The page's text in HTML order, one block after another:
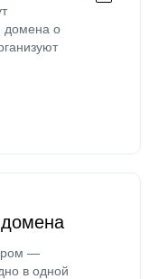
домена о
домена
—
в одной